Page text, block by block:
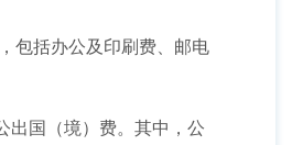
包括办公及印刷费、邮电
出国（境）费。其中，公